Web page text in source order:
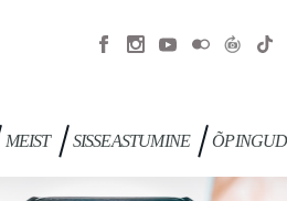
MEIST SISSEASTUMINE ÕPINGUD